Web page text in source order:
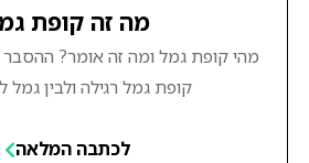
מה זה קופת
מהי קופת גמל ומה זה אומר?
קופת גמל רגילה ולבין
לכתבה המלאה